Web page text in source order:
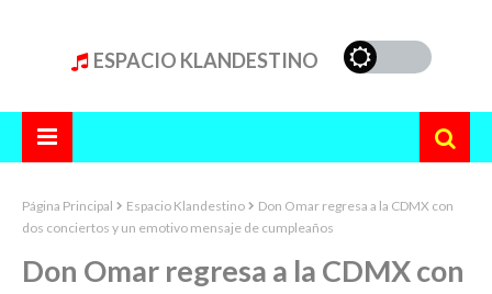
ESPACIO KLANDESTINO
Página Principal Espacio Klandestino
Don Omar regresa a la CDMX con
dos conciertos y un emotivo mensaje de cumpleaños
Don Omar regresa a la CDMX con